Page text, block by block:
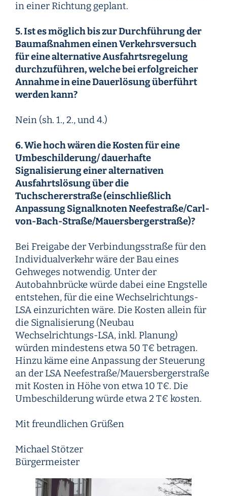
in einer Richtung geplant.
5. Ist es möglich bis zur Durchführung der
Baumaßnahmen einen Verkehrsversuch
für eine alternative Ausfahrtsregelung
durchzuführen, welche bei erfolgreicher
Annahme in eine Dauerlösung überführt
werden kann?
Nein (sh. 1., 2., und 4.)
6. Wie hoch wären die Kosten für eine
Umbeschilderung/ dauerhafte
Signalisierung einer alternativen
Ausfahrtslösung über die
Tuchschererstraße (einschließlich
Anpassung Signalknoten Neefestraße/Carl-
von-Bach-Straße/Mauersbergerstraße)?
Bei Freigabe der Verbindungsstraße für den
Individualverkehr wäre der Bau eines
Gehweges notwendig. Unter der
Autobahnbrücke würde dabei eine Engstelle
entstehen, für die eine Wechselrichtungs-
LSA einzurichten wäre. Die Kosten allein für
die Signalisierung (Neubau
Wechselrichtungs-LSA, inkl. Planung)
würden mindestens etwa 50 T€ betragen.
Hinzu käme eine Anpassung der Steuerung
an der LSA Neefestraße/Mauersbergerstraße
mit Kosten in Höhe von etwa 10 T€. Die
Umbeschilderung würde etwa 2 T€ kosten.
Mit freundlichen Grüßen
Michael Stötzer
Bürgermeister